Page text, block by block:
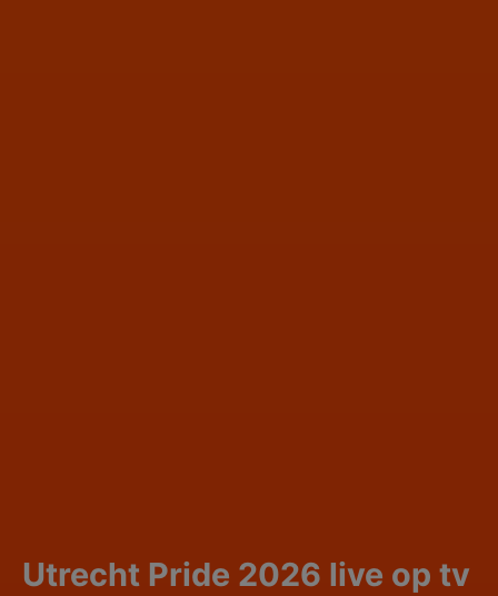
Utrecht Pride 2026 live op tv